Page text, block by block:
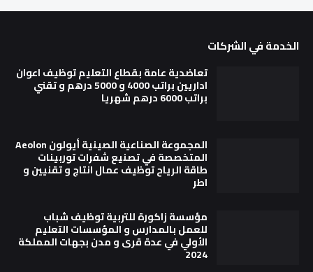
الخدمة في الشركات
تعاضدية عامة بقطاع التعليم توظيف اعوان
اداريين براتب 4000 و 5000 درهم و تقني
براتب 6000 درهم شهريا
المجموعة الصناعية الصينية أيولون Aeolon
المتخصصة في تصنيع شفرات توربينات
طاقة الرياح توظيف عمال انتاج و تقنيين و
اطر
مؤسسة زاكورة للتربية توظيف شباب
للعمل بالمدارس و المؤسسات التعليم
الأولي في عدة قرى و مدن بجهات المملكة
2024